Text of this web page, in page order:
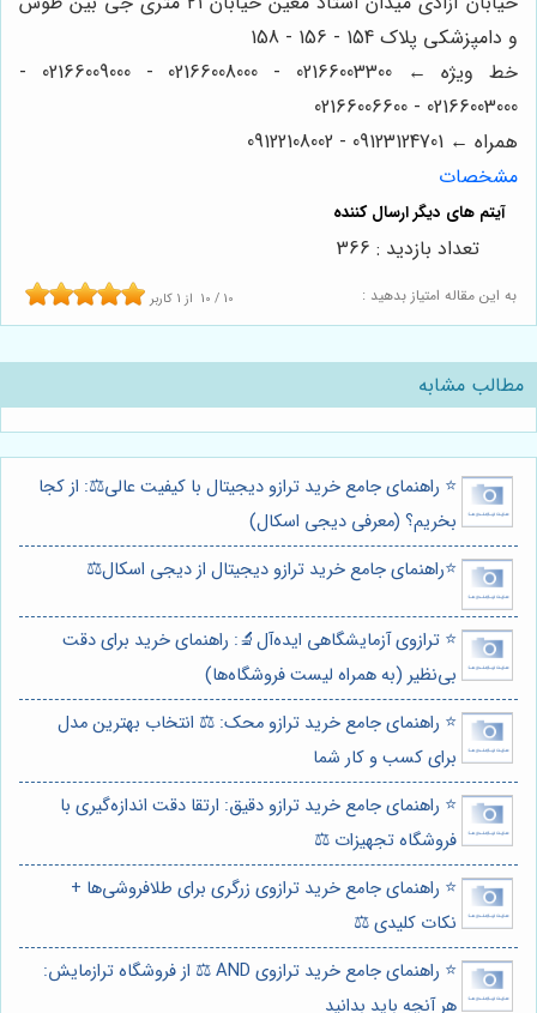
و دامپزشکی پلاک 154 - 156 - 158
خط ویژه ← 02166003300 - 02166008000 - 02166009000 -
02166003000 - 02166006600
همراه ← 09123124701 - 09122108002
مشخصات
به این مقاله امتیاز بدهید : 10 / 10 از 1 کاربر
تعداد بازدید : 366
مطالب مشابه
⭐️ راهنمای جامع خرید ترازو دیجیتال با کیفیت عالی⚖️: از کجا
بخریم؟ (معرفی دیجی اسکال)
⭐️راهنمای جامع خرید ترازو دیجیتال از دیجی اسکال⚖️
⭐️ ترازوی آزمایشگاهی ایده‌آل🔬: راهنمای خرید برای دقت
بی‌نظیر (به همراه لیست فروشگاه‌ها)
⭐️ راهنمای جامع خرید ترازو محک: ⚖️ انتخاب بهترین مدل
برای کسب و کار شما
⭐️ راهنمای جامع خرید ترازو دقیق: ارتقا دقت اندازه‌گیری با
فروشگاه تجهیزات ⚖️
⭐️ راهنمای جامع خرید ترازوی زرگری برای طلافروشی‌ها +
نکات کلیدی ⚖️
⭐️ راهنمای جامع خرید ترازوی AND ⚖️ از فروشگاه ترازمایش:
هر آنچه باید بدانید